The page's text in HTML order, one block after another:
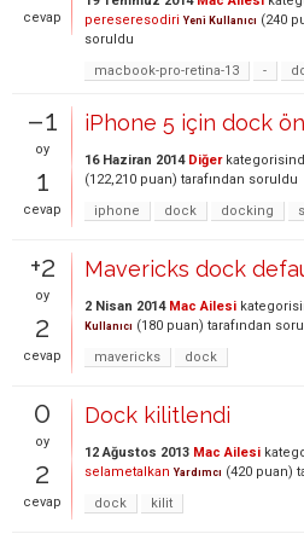
cevap
pereseresodiri Yeni Kullanıcı (240
soruldu
macbook-pro-retina-13
-
–1
oy
1
cevap
iPhone 5 için dock
16 Haziran 2014 Diğer
(122,210 puan) tarafından soruldu
iphone
dock docking
+2
oy
2
cevap
Mavericks dock
2 Nisan 2014 Mac Ailesi
Kullanıcı (180 puan) tarafından
mavericks
dock
0
oy
2
cevap
Dock kilitlendi
12 Ağustos 2013 Mac Ailesi
selametalkan Yardımcı (420 puan)
dock
kilit